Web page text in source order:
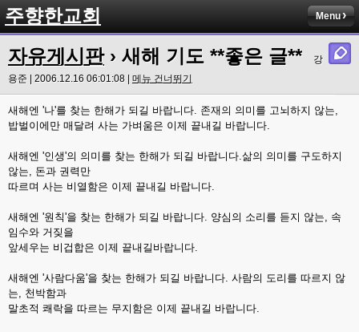
주향한교회 Menu
자유게시판› 새해 기도 **좋은 글**
강
용준 | 2006.12.16 06:01:08 | 메뉴 건너뛰기
새해엔 '나'를 찾는 한해가 되길 바랍니다. 존재의 의미를 고뇌하지 않는,
밥벌이에만 매달려 사는 가벼움은 이제 끝내길 바랍니다.
새해엔 '인생'의 의미를 찾는 한해가 되길 바랍니다.삶의 의미를 구도하지
않는, 돈과 권력만
따르며 사는 비열함은 이제 끝내길 바랍니다.
새해엔 '원칙'을 찾는 한해가 되길 바랍니다. 양심의 소리를 듣지 않는, 속
임수와 거짖을
앞세우는 비겁합은 이제 끝내길바랍니다.
새해엔 '사람다움'을 찾는 한해가 되길 바랍니다. 사람의 도리를 따르지 않
는, 천박함과
말초적 쾌락을 따르는 무지함은 이제 끝내길 바랍니다.